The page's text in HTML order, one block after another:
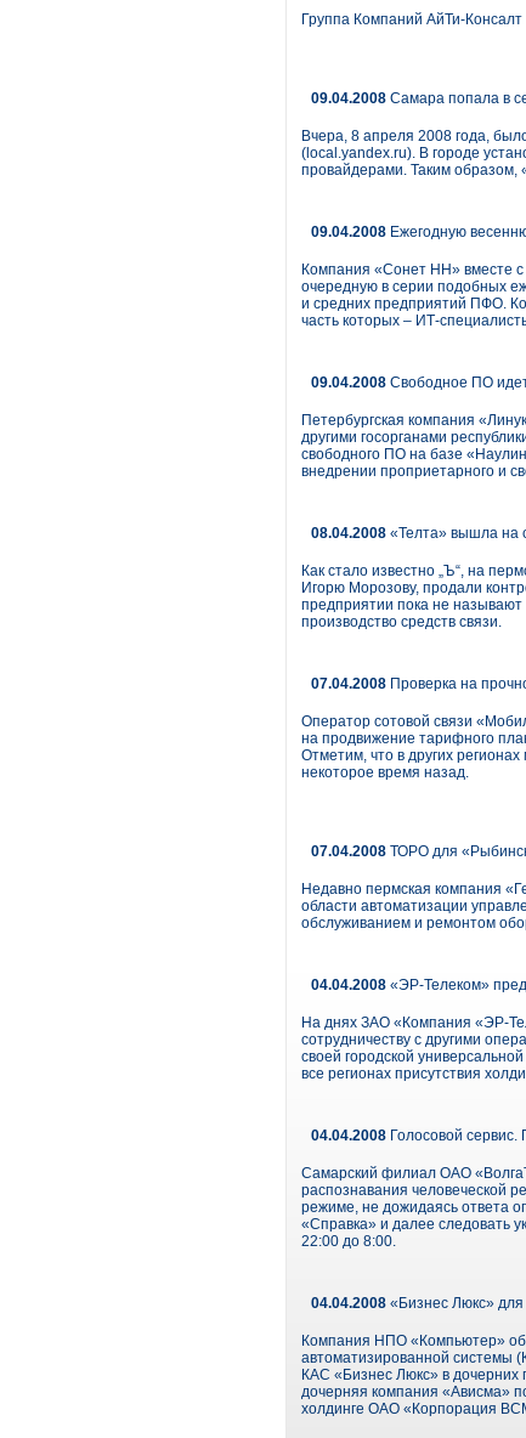
Группа Компаний АйТи-
09.04.2008 Самара попала в
Вчера, 8 апреля 2008 года,
(local.yandex.ru). В городе
провайдерами. Таким образом,
09.04.2008 Ежегодную
Компания «Сонет НН» вместе
очередную в серии подобных
и средних предприятий ПФО.
часть которых – ИТ-
09.04.2008 Свободное ПО
Петербургская компания
другими госорганами
свободного ПО на базе
внедрении проприетарного и
08.04.2008 «Телта» вышла на
Как стало известно „Ъ“, на
Игорю Морозову, продали
предприятии пока не называют
производство средств связи.
07.04.2008 Проверка на
Оператор сотовой связи
на продвижение тарифного
Отметим, что в других
некоторое время назад.
07.04.2008 ТОРО для
Недавно пермская компания
области автоматизации
обслуживанием и ремонтом
04.04.2008 «ЭР-Телеком»
На днях ЗАО «Компания «ЭР-
сотрудничеству с другими
своей городской
все регионах присутствия
04.04.2008 Голосовой
Самарский филиал ОАО
распознавания человеческой
режиме, не дожидаясь ответа
«Справка» и далее следовать
22:00 до 8:00.
04.04.2008 «Бизнес Люкс»
Компания НПО «Компьютер»
автоматизированной системы
КАС «Бизнес Люкс» в дочерних
дочерняя компания «Ависма»
холдинге ОАО «Корпорация